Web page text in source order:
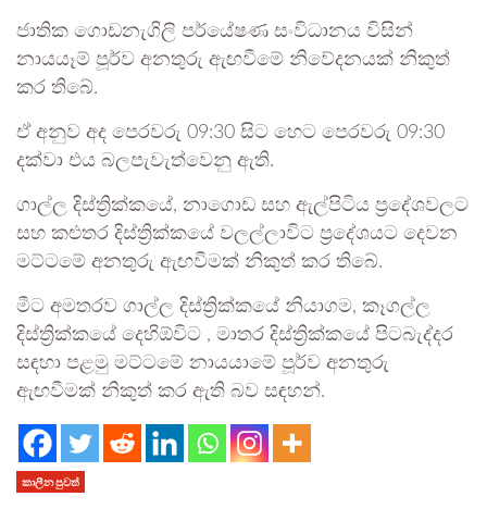
ජාතික ගොඩනැගිලි පර්යේෂණ සංවිධානය විසින්
නායයෑම් පූර්ව අනතුරු ඇඟවීමේ නිවේදනයක් නිකුත්
කර තිබේ.
ඒ අනුව අද පෙරවරු 09:30 සිට හෙට පෙරවරු 09:30
දක්වා එය බලපැවැත්වෙනු ඇති.
ගාල්ල දිස්ත්‍රික්කයේ, නාගොඩ සහ ඇල්පිටිය ප්‍රදේශවලට
සහ කළුතර දිස්ත්‍රික්කයේ වලල්ලාවිට ප්‍රදේශයට දෙවන
මට්ටමේ අනතුරු ඇඟවීමක් නිකුත් කර තිබේ.
මීට අමතරව ගාල්ල දිස්ත්‍රික්කයේ නියාගම, කෑගල්ල
දිස්ත්‍රික්කයේ දෙහිඕවිට , මාතර දිස්ත්‍රික්කයේ පිටබැද්දර
සඳහා පළමු මට්ටමේ නායයාමේ පූර්ව අනතුරු
ඇඟවීමක් නිකුත් කර ඇති බව සඳහන්.
කාලීන පුවත්